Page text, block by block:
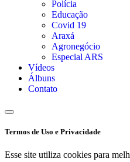
Polícia
Educação
Covid 19
Araxá
Agronegócio
Especial ARS
Vídeos
Álbuns
Contato
Termos de Uso e Privacidade
Esse site utiliza cookies para